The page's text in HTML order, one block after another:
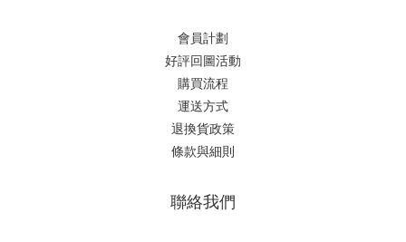
會員計劃
好評回圖活動
購買流程
運送方式
退換貨政策
條款與細則
聯絡我們